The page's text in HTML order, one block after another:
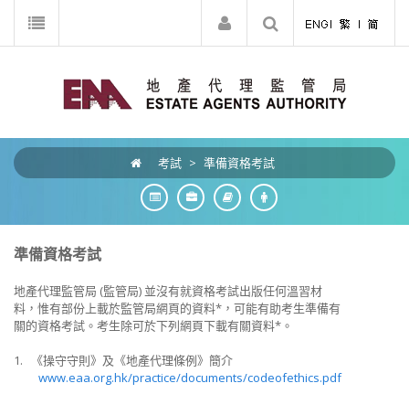
考試 > 準備資格考試
準備資格考試
地產代理監管局 (監管局) 並沒有就資格考試出版任何溫習材
料，惟有部份上載於監管局網頁的資料*，可能有助考生準備有
關的資格考試。考生除可於下列網頁下載有關資料*。
1. 《操守守則》及《地產代理條例》簡介
www.eaa.org.hk/practice/documents/codeofethics.pdf